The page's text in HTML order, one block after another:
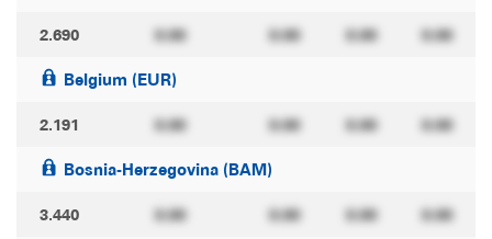
2.690 0.00 0.00 0.00 0.00
Belgium (EUR)
2.191 0.00 0.00 0.00 0.00
Bosnia-Herzegovina (BAM)
3.440 0.00 0.00 0.00 0.00